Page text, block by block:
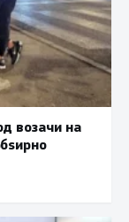
возачи на